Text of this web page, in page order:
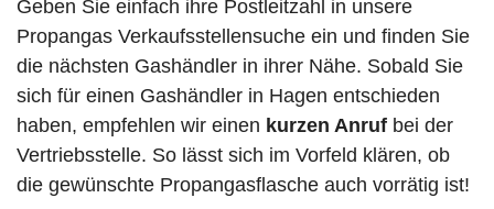
Geben Sie einfach ihre Postleitzahl in unsere
Propangas Verkaufsstellensuche ein und finden Sie
die nächsten Gashändler in ihrer Nähe. Sobald Sie
sich für einen Gashändler in Hagen entschieden
haben, empfehlen wir einen kurzen Anruf bei der
Vertriebsstelle. So lässt sich im Vorfeld klären, ob
die gewünschte Propangasflasche auch vorrätig ist!